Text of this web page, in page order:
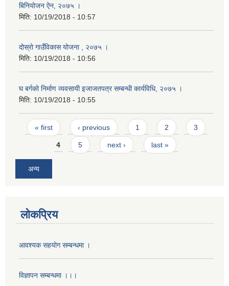
बिनियोजन ऐन, २०७५ ।
मिति: 10/19/2018 - 10:57
दोस्रो गाउँविकास योजना , २०७५ ।
मिति: 10/19/2018 - 10:56
घ बर्गको निर्माण व्यवसायी इजाजतपत्र सम्बन्धी कार्यविधि, २०७५ ।
मिति: 10/19/2018 - 10:55
Pages
« first ‹ previous 1 2 3
4 5 next › last »
अन्य
लोकप्रिय
आवश्यक सहयोग सम्बन्धमा ।
विज्ञापन सम्बन्धमा ।।।